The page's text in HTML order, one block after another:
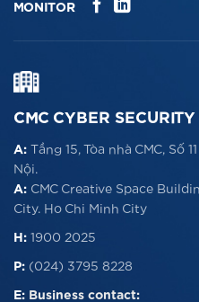
MONITOR
CMC CYBER SECURITY
A: Tầng 15, Tòa nhà CMC, Số
Nội.
A: CMC Creative Space
City. Ho Chi Minh City
H: 1900 2025
P: (024) 3795 8228
E: Business contact: